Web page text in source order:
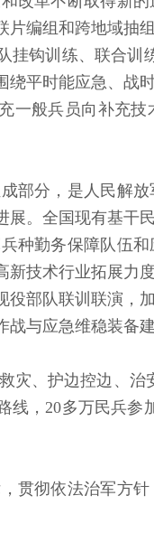
片编组和跨地域抽
挂钩训练、联合
绕平时能应急、战
一般兵员向补充
部分，是人民解
展。全国现有基干
种勤务保障队伍
新技术行业拓展力
役部队联训联演，
战与应急维稳装备
、护边控边、治
线，20多万民兵
贯彻依法治军方